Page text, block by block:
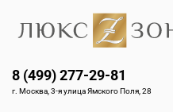
8 (499) 277-29-81
г. Москва, 3-я улица Ямского Поля, 28